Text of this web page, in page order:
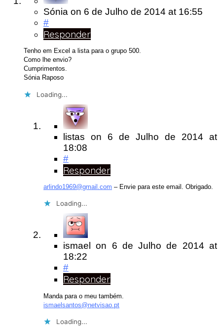
Sónia on 6 de Julho de 2014 at 16:55
#
Responder
Tenho em Excel a lista para o grupo 500.
Como lhe envio?
Cumprimentos.
Sónia Raposo
Loading...
listas on 6 de Julho de 2014 at
18:08
#
Responder
arlindo1969@gmail.com – Envie para este email. Obrigado.
Loading...
ismael on 6 de Julho de 2014at
18:22
#
Responder
Manda para o meu também.
ismaelsantos@netvisao.pt
Loading...